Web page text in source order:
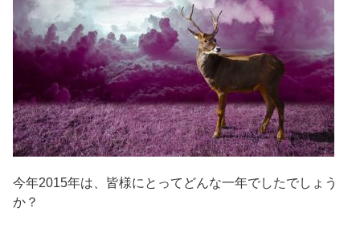
今年2015年は、皆様にとってどんな一年でしたでしょう
か？